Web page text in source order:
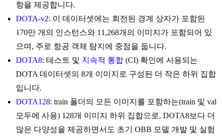
항을 제공합니다.
DOTA-v2: 이 데이터셋에는 회전된 경계 상자가 포함된
170만 개의 인스턴스와 11,268개의 이미지가 포함되어 있
으며, 주로 항공 객체 탐지에 중점을 둡니다.
DOTA8: 테스트 및 지속적 통합 (CI) 확인에 사용되는
DOTA 데이터셋의 8개 이미지로 구성된 더 작은 하위 집합
입니다.
DOTA128: train 폴더의 모든 이미지를 포함하는(train 및 val
모두에 사용) 128개 이미지 하위 집합으로, DOTA8보다 더
많은 다양성을 제공하면서도 초기 OBB 모델 개발 및 실험